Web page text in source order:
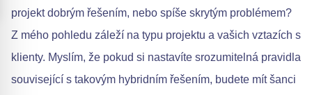
projekt dobrým řešením, nebo spíše skrytým problémem?
Z mého pohledu záleží na typu projektu a vašich vztazích s
klienty. Myslím, že pokud si nastavíte srozumitelná pravidla
související s takovým hybridním řešením, budete mít šanci